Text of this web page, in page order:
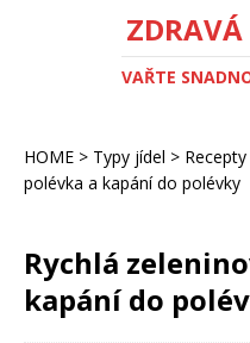
VAŘTE
HOME > Typy jídel >
polévka a kapání do polévky
Rychlá
kapání do